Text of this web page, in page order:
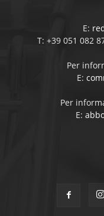
E:
T: +39 051 082
Per
E:
Per
E: